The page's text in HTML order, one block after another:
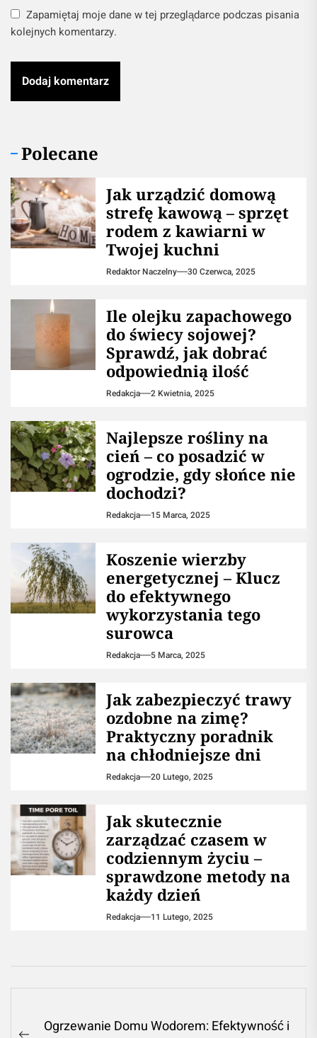
Zapamiętaj moje dane w tej przeglądarce podczas pisania
kolejnych komentarzy.
Polecane
​Jak urządzić domową
strefę kawową – sprzęt
rodem z kawiarni w
Twojej kuchni
Redaktor Naczelny 30 Czerwca, 2025
Ile olejku zapachowego
do świecy sojowej?
Sprawdź, jak dobrać
odpowiednią ilość
Redakcja 2 Kwietnia, 2025
Najlepsze rośliny na
cień – co posadzić w
ogrodzie, gdy słońce nie
dochodzi?
Redakcja 15 Marca, 2025
Koszenie wierzby
energetycznej – Klucz
do efektywnego
wykorzystania tego
surowca
Redakcja 5 Marca, 2025
Jak zabezpieczyć trawy
ozdobne na zimę?
Praktyczny poradnik
na chłodniejsze dni
Redakcja 20 Lutego, 2025
Jak skutecznie
zarządzać czasem w
codziennym życiu –
sprawdzone metody na
każdy dzień
Redakcja 11 Lutego, 2025
Nawigacja
Ogrzewanie Domu Wodorem: Efektywność i